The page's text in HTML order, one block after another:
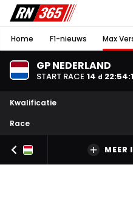
Home F1-nieuws Max
GP NEDERLAND
START RACE 14 d 22:54:
Kwalificatie
Race
MEER